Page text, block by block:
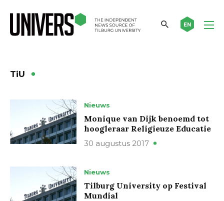
EN
TiU
Nieuws
Monique van Dijk benoemd tot
hoogleraar Religieuze Educatie
30 augustus 2017
Nieuws
Tilburg University op Festival
Mundial